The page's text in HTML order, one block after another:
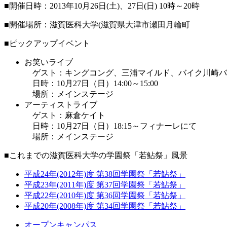
■開催日時：2013年10月26日(土)、27日(日) 10時～20時
■開催場所：滋賀医科大学(滋賀県大津市瀬田月輪町
■ピックアップイベント
お笑いライブ
ゲスト：キングコング、三浦マイルド、バイク川崎
日時：10月27日（日）14:00～15:00
場所：メインステージ
アーティストライブ
ゲスト：麻倉ケイト
日時：10月27日（日）18:15～フィナーレにて
場所：メインステージ
■これまでの滋賀医科大学の学園祭「若鮎祭」風景
平成24年(2012年)度 第38回学園祭「若鮎祭」
平成23年(2011年)度 第37回学園祭「若鮎祭」
平成22年(2010年)度 第36回学園祭「若鮎祭」
平成20年(2008年)度 第34回学園祭「若鮎祭」
オープンキャンパス